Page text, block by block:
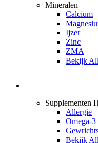
Mineralen
Calcium
Ijzer
Zinc
ZMA
Bekijk
Supplementen
Allergie
Omega-3
Bekijk